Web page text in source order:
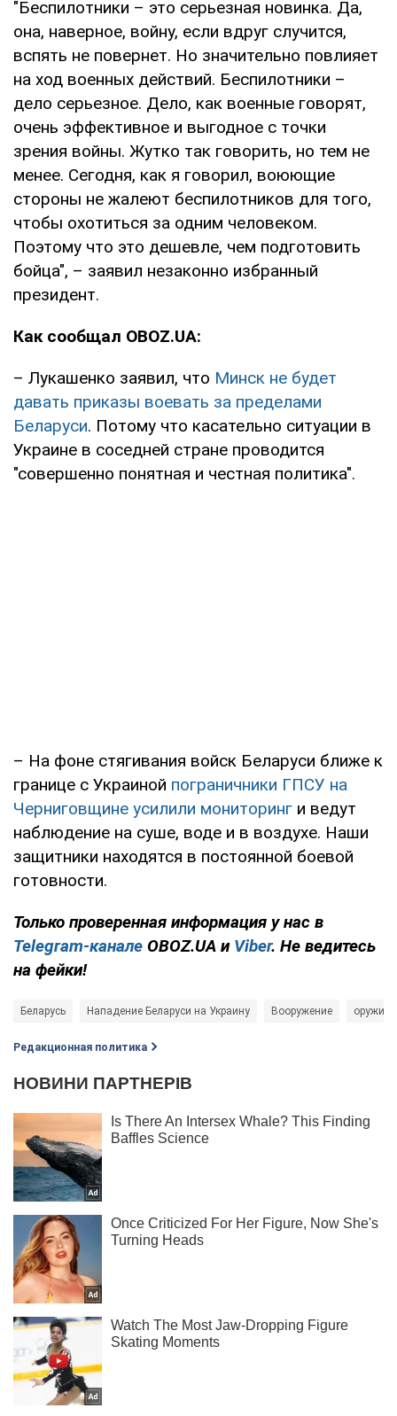
"Беспилотники – это серьезная новинка. Да,
она, наверное, войну, если вдруг случится,
вспять не повернет. Но значительно повлияет
на ход военных действий. Беспилотники –
дело серьезное. Дело, как военные говорят,
очень эффективное и выгодное с точки
зрения войны. Жутко так говорить, но тем не
менее. Сегодня, как я говорил, воюющие
стороны не жалеют беспилотников для того,
чтобы охотиться за одним человеком.
Поэтому что это дешевле, чем подготовить
бойца", – заявил незаконно избранный
президент.
Как сообщал OBOZ.UA:
– Лукашенко заявил, что Минск не будет
давать приказы воевать за пределами
Беларуси. Потому что касательно ситуации в
Украине в соседней стране проводится
"совершенно понятная и честная политика".
– На фоне стягивания войск Беларуси ближе к
границе с Украиной пограничники ГПСУ на
Черниговщине усилили мониторинг и ведут
наблюдение на суше, воде и в воздухе. Наши
защитники находятся в постоянной боевой
готовности.
Только проверенная информация у нас в
Telegram-канале OBOZ.UA и Viber. Не ведитесь
на фейки!
Беларусь Нападение Беларуси на Украину Вооружение оружие
Редакционная политика